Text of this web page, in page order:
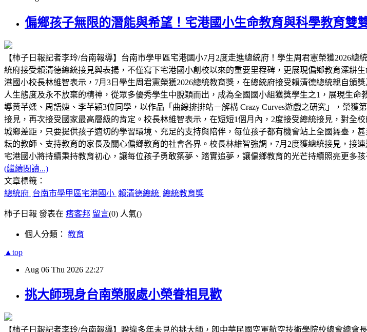
偏鄉孩子無限的潛能與希望！宅港國小生命教育與科學教育雙
【柿子日報記者李玲/台南報導】台南市學甲區宅港國小7月2度走進總統府！學生周君憲榮獲2026
統府接受賴清德總統接見與表揚，不僅寫下宅港國小創校以來的重要里程碑，更展現偏鄉教育深耕
港國小校長林維智表示，7月3日學生周君憲榮獲2026總統教育獎，在總統府接受賴清德總統親自
人生態度及永不放棄的精神，從眾多優秀學生中脫穎而出，成為全國國小組獲獎學生之1，展現生
導黃芊媃、周語婕、李芊穎3位同學，以作品「曲線排排站－解構 Crazy Curves遊戲之研究」，榮
接見，再次接受國家最高層級的肯定。校長林維智表示，在短短1個月內，2度接受總統接見，對全
城鄉差距，只要提供孩子適切的學習環境、充足的支持與陪伴，每位孩子都有機會站上全國舞臺，
耘的教師、支持教育的家長及關心偏鄉教育的社會各界。校長林維智強調，7月2度獲總統接見，接
宅港國小將持續秉持教育初心，讓每位孩子勇敢築夢、踏實追夢，讓偏鄉教育的光芒持續照亮更多孩
(繼續閱讀...)
文章標籤：
總統府 台南市學甲區宅港國小 賴清德總統 總統教育獎
柿子日報 發表在 痞客邦 留言(0) 人氣()
個人分類： 教育
▲top
Aug 06 Thu 2026 22:27
挑大師現身台南榮服處小榮眷相見歡
【柿子日報記者李玲/台南報導】睽違多年未見的挑大師，卽中華民國空軍航空技術學院校總會總